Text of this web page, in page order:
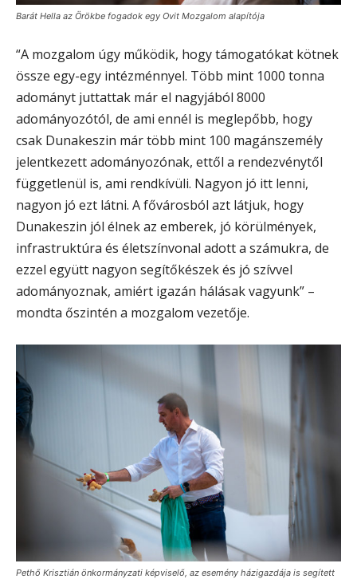
Barát Hella az Örökbe fogadok egy Ovit Mozgalom alapítója
“A mozgalom úgy működik, hogy támogatókat kötnek
össze egy-egy intézménnyel. Több mint 1000 tonna
adományt juttattak már el nagyjából 8000
adományozótól, de ami ennél is meglepőbb, hogy
csak Dunakeszin már több mint 100 magánszemély
jelentkezett adományozónak, ettől a rendezvénytől
függetlenül is, ami rendkívüli. Nagyon jó itt lenni,
nagyon jó ezt látni. A fővárosból azt látjuk, hogy
Dunakeszin jól élnek az emberek, jó körülmények,
infrastruktúra és életszínvonal adott a számukra, de
ezzel együtt nagyon segítőkészek és jó szívvel
adományoznak, amiért igazán hálásak vagyunk” –
mondta őszintén a mozgalom vezetője.
Pethő Krisztián önkormányzati képviselő, az esemény házigazdája is segített